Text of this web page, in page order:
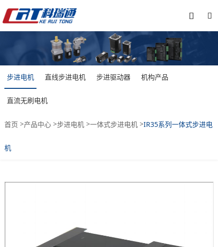


步进电机 直线步进电机 步进驱动器 机构产品
直流无刷电机
首页 >产品中心>步进电机>一体式步进电机>IR35系列一体式步进电
机